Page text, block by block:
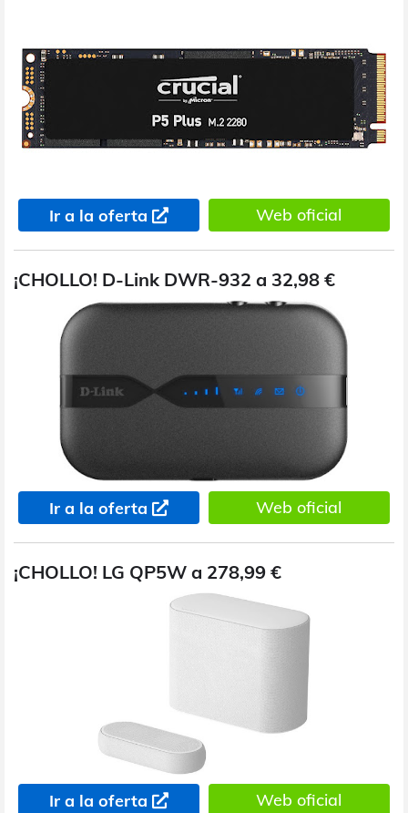
Ir a la oferta Web oficial
¡CHOLLO! D-Link DWR-932 a 32,98 €
Ir a la oferta Web oficial
¡CHOLLO! LG QP5W a 278,99 €
Ir a la oferta Web oficial